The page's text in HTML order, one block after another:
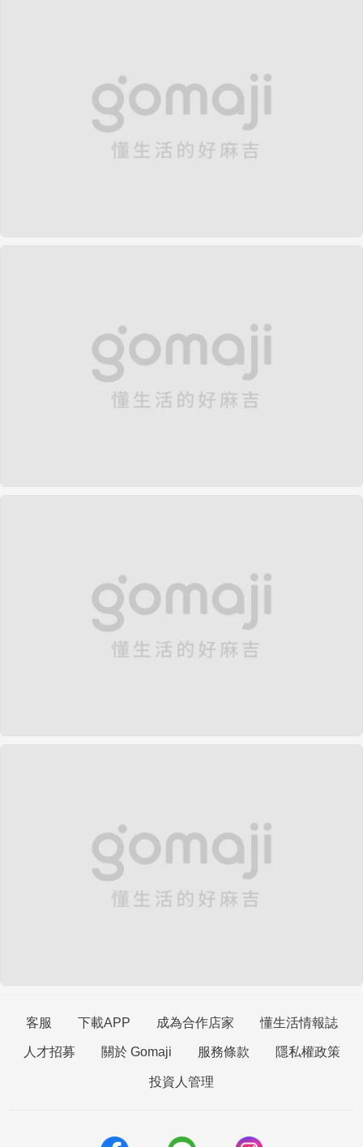
客服 下載APP 成為合作店家 懂生活情報誌
人才招募 關於 Gomaji 服務條款 隱私權政策
投資人管理